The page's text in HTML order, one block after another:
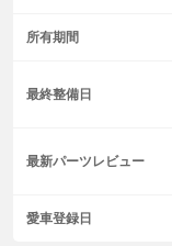
所有期間
最終整備日
最新パーツレビュー
愛車登録日